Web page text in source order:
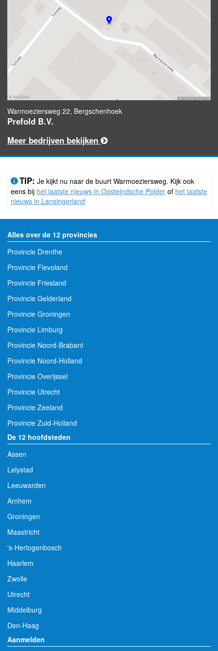
Warmoeziersweg 22, Bergschenhoek
Prefold B.V.
Meer bedrijven bekijken
TIP: Je kijkt nu naar de buurt Warmoeziersweg. Kijk ook
eens bij het laatste nieuws in Oosteindsche Polder of het laatste
nieuws in Lansingerland
Alles over de 12 provincies
Provincie Drenthe
Provincie Flevoland
Provincie Friesland
Provincie Gelderland
Provincie Groningen
Provincie Limburg
Provincie Noord-Brabant
Provincie Noord-Holland
Provincie Overijssel
Provincie Utrecht
Provincie Zeeland
Provincie Zuid-Holland
De 12 hoofdsteden
Assen
Lelystad
Leeuwarden
Arnhem
Groningen
Maastricht
's-Hertogenbosch
Haarlem
Zwolle
Utrecht
Middelburg
Den-Haag
Aanmelden